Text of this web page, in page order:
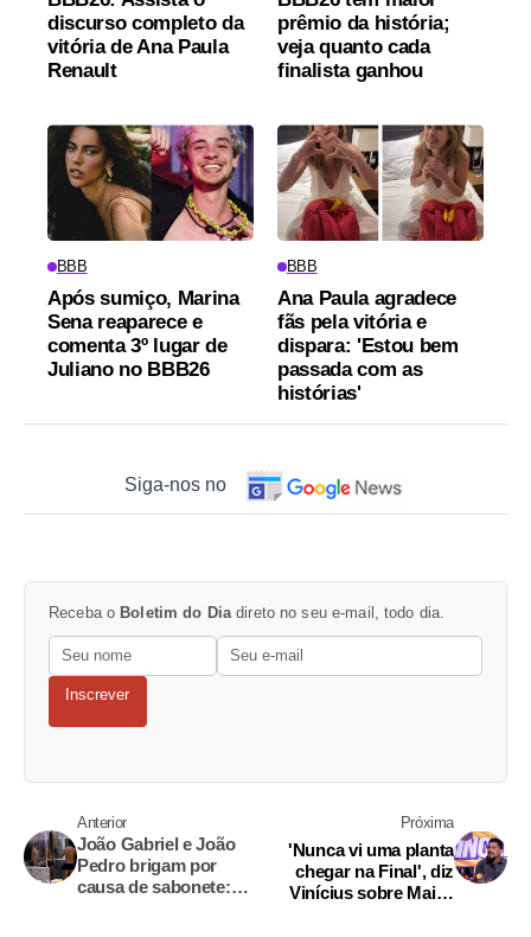
discurso completo da
vitória de Ana Paula
Renault
prêmio da história;
veja quanto cada
finalista ganhou
BBB
Após sumiço, Marina
Sena reaparece e
comenta 3º lugar de
Juliano no BBB26
BBB
Ana Paula agradece
fãs pela vitória e
dispara: 'Estou bem
passada com as
histórias'
Siga-nos no
Receba o Boletim do Diadireto no seu e-mail, todo dia.
Inscrever
Anterior
João Gabriel e João
Pedro brigam por
causa de sabonete:
Próxima
'Nunca vi uma planta
chegar na Final', diz
Vinícius sobre Maike